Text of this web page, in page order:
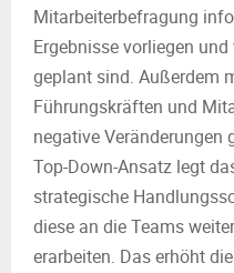
Mitarbeiterbefragung
Ergebnisse vorliegen
geplant sind. Außerdem
Führungskräften und
negative Veränderungen
Top-Down-Ansatz legt
strategische
diese an die Teams
erarbeiten. Das erhöht